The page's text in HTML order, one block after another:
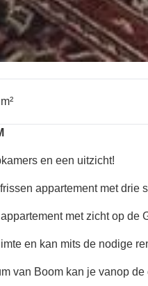
m²
en een uitzicht!
appartement met drie
met zicht op de
en kan mits de nodige
van Boom kan je vanop